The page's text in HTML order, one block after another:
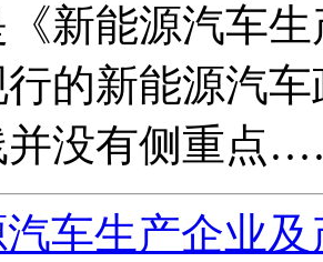
新能源汽车
的新能源汽
并没有侧重点
汽车生产企业